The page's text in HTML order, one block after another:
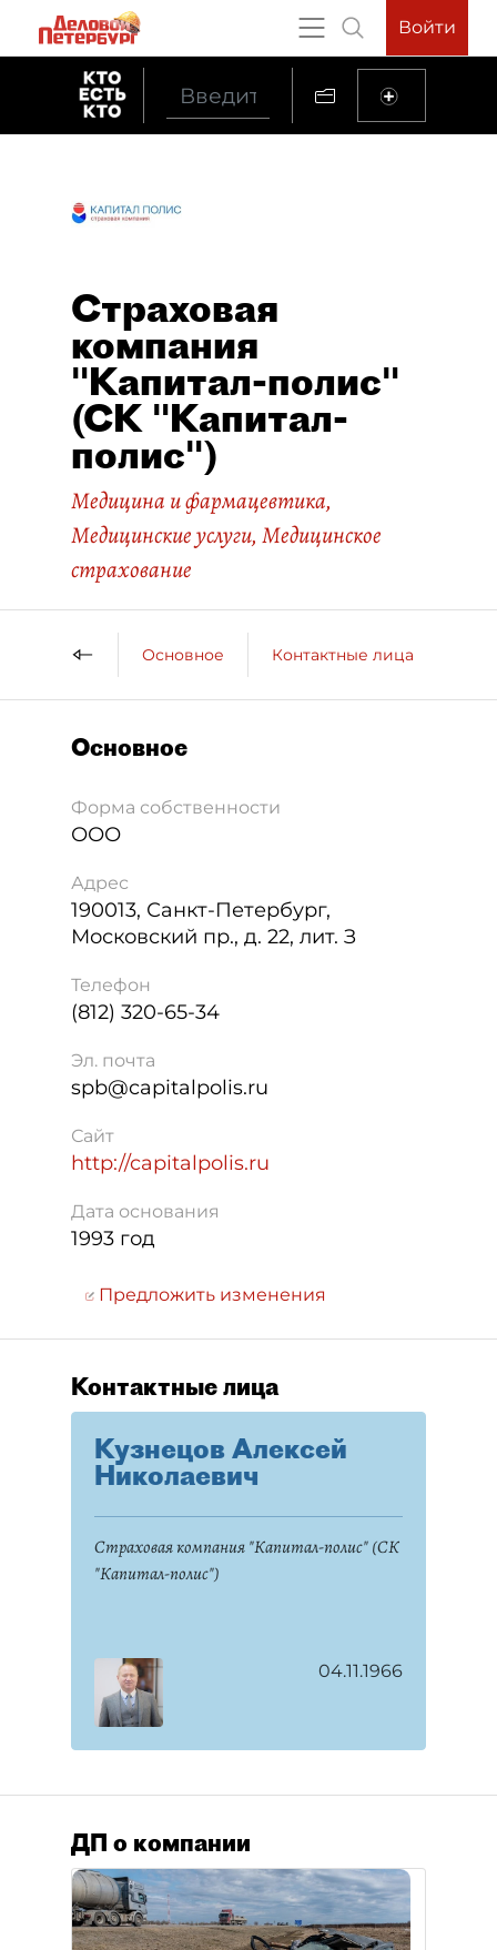
Войти
Страховая
компания
"Капитал-полис"
(СК "Капитал-
полис")
Медицина и фармацевтика,
Медицинские услуги, Медицинское
страхование
Основное Контактные лица
Основное
Форма собственности
ООО
Адрес
190013, Санкт-Петербург,
Московский пр., д. 22, лит. З
Телефон
(812) 320-65-34
Эл. почта
spb@capitalpolis.ru
Сайт
http://capitalpolis.ru
Дата основания
1993 год
Предложить изменения
Контактные лица
Кузнецов Алексей
Николаевич
Страховая компания "Капитал-полис" (СК
"Капитал-полис")
04.11.1966
ДП о компании